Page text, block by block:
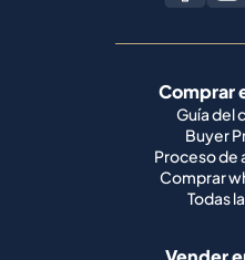
Comprar
Guía del
Buyer
Proceso de
Comprar
Todas